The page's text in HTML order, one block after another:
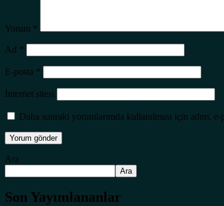
Yorum *
Ad *
E-posta *
İnternet sitesi
Daha sonraki yorumlarımda kullanılması için adım,
Ara
Ara
Son Yayımlananlar